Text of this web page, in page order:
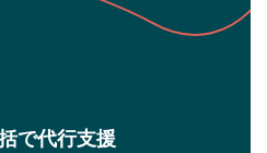
で代行支援